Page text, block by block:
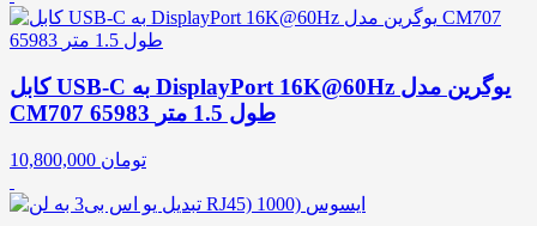
کابل USB-C به DisplayPort 16K@60Hz یوگرین مدل
CM707 65983 طول 1.5 متر
10,800,000 تومان